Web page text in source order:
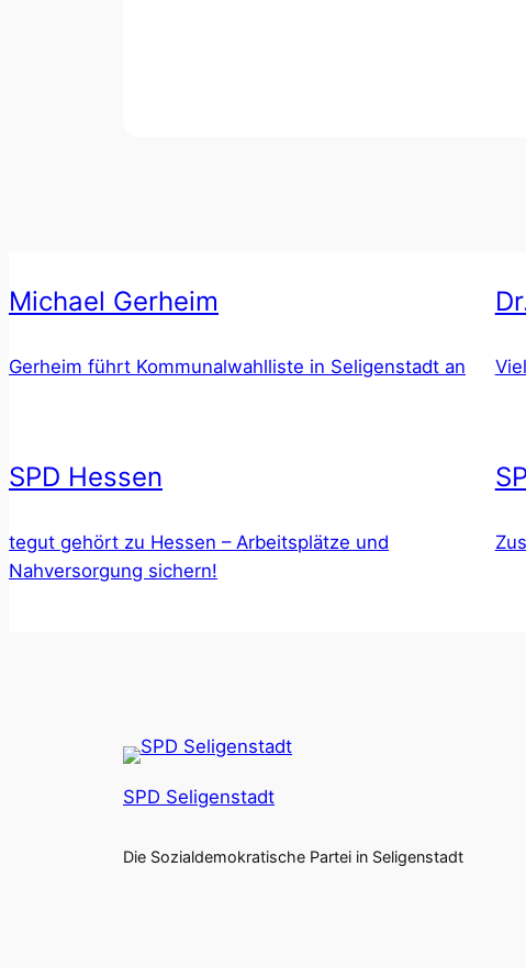
Michael Gerheim
Gerheim führt Kommunalwahlliste in Seligenstadt an
SPD Hessen
tegut gehört zu Hessen – Arbeitsplätze und
Nahversorgung sichern!
SPD Seligenstadt
Die Sozialdemokratische Partei in Seligenstadt